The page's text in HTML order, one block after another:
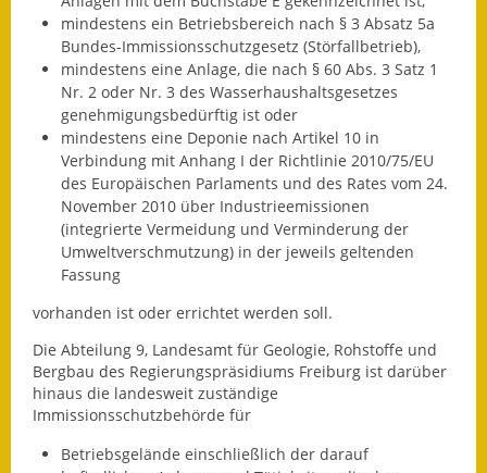
Zahlen und Fakten
Rathaus
Bauhof Notzingen
Behördenadressen
Beratungsstellen im
Landkreis
Dienstleistungen
Formulare
Fundbehörde
Gemeinderat
mindestens ein Betriebsbereich nach § 3 Absatz 5a
Bundes-Immissionsschutzgesetz (Störfallbetrieb),
mindestens eine Anlage, die nach § 60 Abs. 3 Satz 1
Nr. 2 oder Nr. 3 des Wasserhaushaltsgesetzes
genehmigungsbedürftig ist oder
mindestens eine Deponie nach Artikel 10 in
Verbindung mit Anhang I der Richtlinie 2010/75/EU
des Europäischen Parlaments und des Rates vom 24.
November 2010 über Industrieemissionen
(integrierte Vermeidung und Verminderung der
Umweltverschmutzung) in der jeweils geltenden
Fassung
vorhanden ist oder errichtet werden soll.
Die Abteilung 9, Landesamt für Geologie, Rohstoffe und
Bergbau des Regierungspräsidiums Freiburg ist darüber
hinaus die landesweit zuständige
Immissionsschutzbehörde für
Betriebsgelände einschließlich der darauf